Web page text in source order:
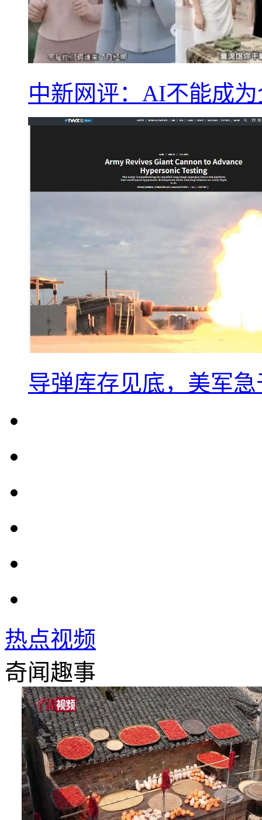
中新网评：AI不能成
导弹库存见底，美军
热点视频
奇闻趣事